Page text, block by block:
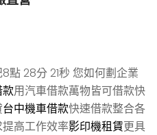
點 28分 21秒 您如何劃企業
款用汽車借款萬物皆可借款快
台中機車借款快速借款整合各
高工作效率影印機租賃更具